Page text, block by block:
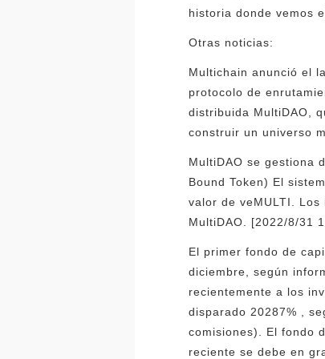
historia donde vemos
Otras noticias:
Multichain anunció el
protocolo de
distribuida MultiDAO,
construir un universo
MultiDAO se gestiona
Bound Token) El
valor de veMULTI.
MultiDAO. [2022/8/31
El primer fondo de
diciembre, según
recientemente a los
disparado 20287% ,
comisiones). El fondo
reciente se debe en